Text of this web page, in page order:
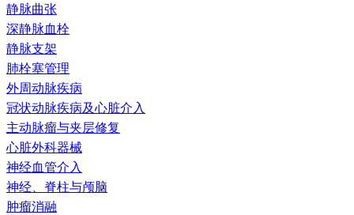
静脉曲张
深静脉血栓
静脉支架
肺栓塞管理
外周动脉疾病
冠状动脉疾病及心脏介入
主动脉瘤与夹层修复
心脏外科器械
神经血管介入
神经、脊柱与颅脑
肿瘤消融